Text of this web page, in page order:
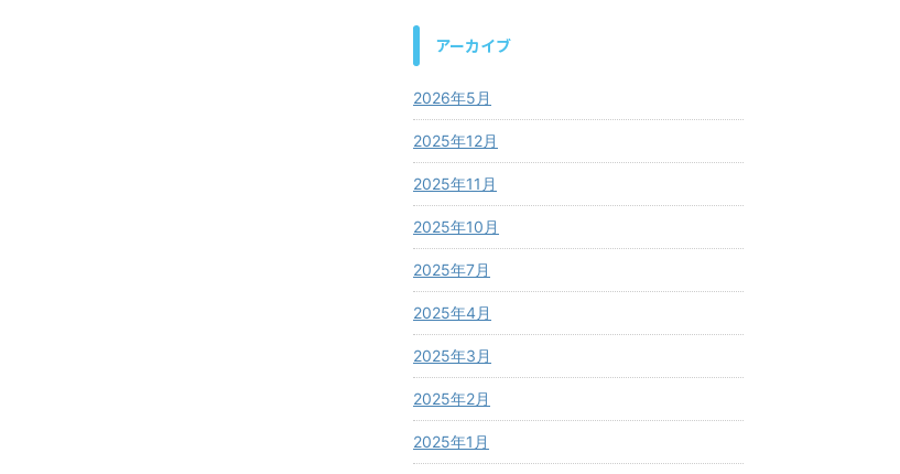
アーカイブ
2026年5月
2025年12月
2025年11月
2025年10月
2025年7月
2025年4月
2025年3月
2025年2月
2025年1月